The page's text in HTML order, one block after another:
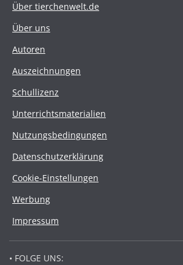
Über tierchenwelt.de
Über uns
Autoren
Auszeichnungen
Schullizenz
Unterrichtsmaterialien
Nutzungsbedingungen
Datenschutzerklärung
Cookie-Einstellungen
Werbung
Impressum
• FOLGE UNS: